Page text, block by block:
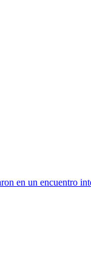
en un encuentro